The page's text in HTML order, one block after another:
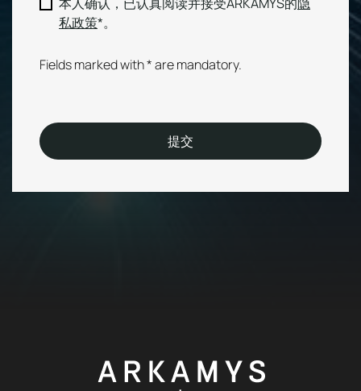
RGPD
私政策*。
Fields marked with * are mandatory.